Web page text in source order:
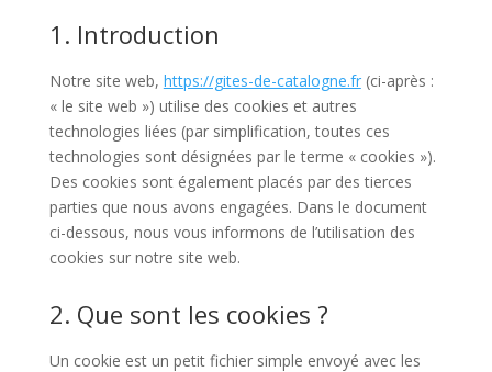
1. Introduction
Notre site web, https://gites-de-catalogne.fr(ci-après :
« le site web ») utilise des cookies et autres
technologies liées (par simplification, toutes ces
technologies sont désignées par le terme « cookies »).
Des cookies sont également placés par des tierces
parties que nous avons engagées. Dans le document
ci-dessous, nous vous informons de l’utilisation des
cookies sur notre site web.
2. Que sont les cookies ?
Un cookie est un petit fichier simple envoyé avec les